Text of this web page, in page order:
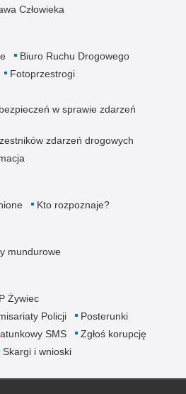
Człowieka
Biuro Ruchu Drogowego
Fotoprzestrogi
w sprawie zdarzeń
zdarzeń drogowych
Kto rozpoznaje?
mundurowe
Żywiec
Policji
Posterunki
SMS
Zgłoś korupcję
Skargi i wnioski